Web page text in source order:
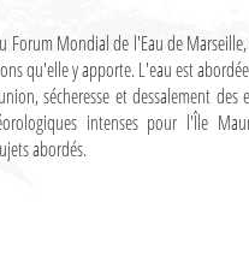
Forum Mondial de l'Eau de
qu'elle y apporte. L'eau est
sécheresse et dessalement des
intenses pour l'Île
abordés.